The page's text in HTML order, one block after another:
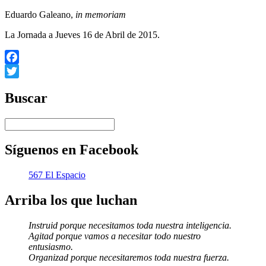
Eduardo Galeano, in memoriam
La Jornada a Jueves 16 de Abril de 2015.
Facebook
Buscar
Síguenos en Facebook
567 El Espacio
Arriba los que luchan
Instruid porque necesitamos toda nuestra inteligencia.
Agitad porque vamos a necesitar todo nuestro
entusiasmo.
Organizad porque necesitaremos toda nuestra fuerza.